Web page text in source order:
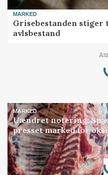
MARKED
Grisebestanden stiger
avlsbestand
MARKED
Uændret notering:
presset marked for